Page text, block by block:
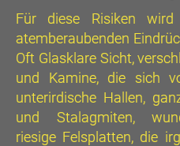
Für diese Risiken
atemberaubenden
Oft Glasklare Sicht,
und Kamine, die sich
unterirdische Hallen,
und Stalagmiten,
riesige Felsplatten, die